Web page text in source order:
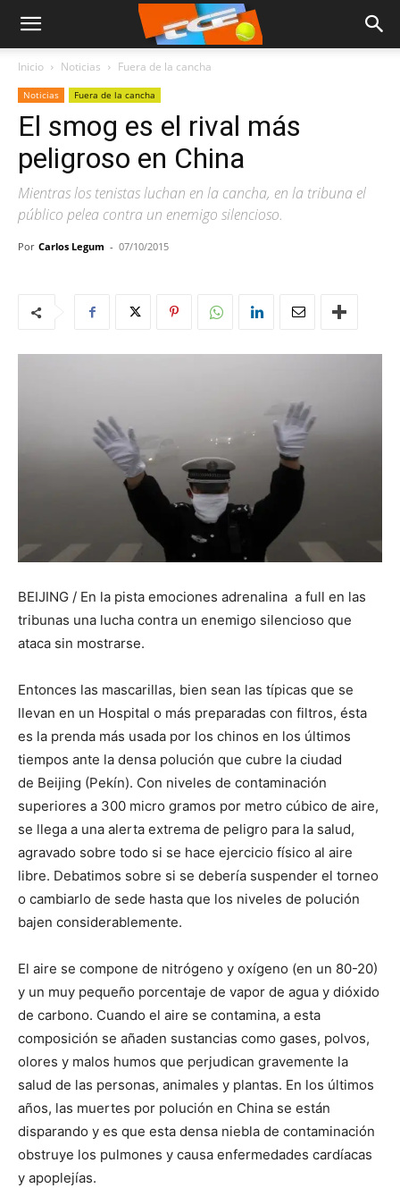
Inicio Noticias Fuera de la cancha
Noticias Fuera de la cancha
El smog es el rival más
peligroso en China
Mientras los tenistas luchan en la cancha, en la tribuna el
público pelea contra un enemigo silencioso.
Por Carlos Legum - 07/10/2015
BEIJING / En la pista emociones adrenalina a full en las
tribunas una lucha contra un enemigo silencioso que
ataca sin mostrarse.
Entonces las mascarillas, bien sean las típicas que se
llevan en un Hospital o más preparadas con filtros, ésta
es la prenda más usada por los chinos en los últimos
tiempos ante la densa polución que cubre la ciudad
de Beijing (Pekín). Con niveles de contaminación
superiores a 300 micro gramos por metro cúbico de aire,
se llega a una alerta extrema de peligro para la salud,
agravado sobre todo si se hace ejercicio físico al aire
libre. Debatimos sobre si se debería suspender el torneo
o cambiarlo de sede hasta que los niveles de polución
bajen considerablemente.
El aire se compone de nitrógeno y oxígeno (en un 80-20)
y un muy pequeño porcentaje de vapor de agua y dióxido
de carbono. Cuando el aire se contamina, a esta
composición se añaden sustancias como gases, polvos,
olores y malos humos que perjudican gravemente la
salud de las personas, animales y plantas. En los últimos
años, las muertes por polución en China se están
disparando y es que esta densa niebla de contaminación
obstruye los pulmones y causa enfermedades cardíacas
y apoplejías.